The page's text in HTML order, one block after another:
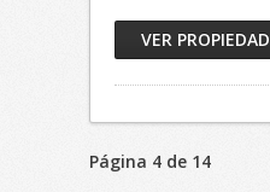
VER PROPIEDAD
Página 4 de 14